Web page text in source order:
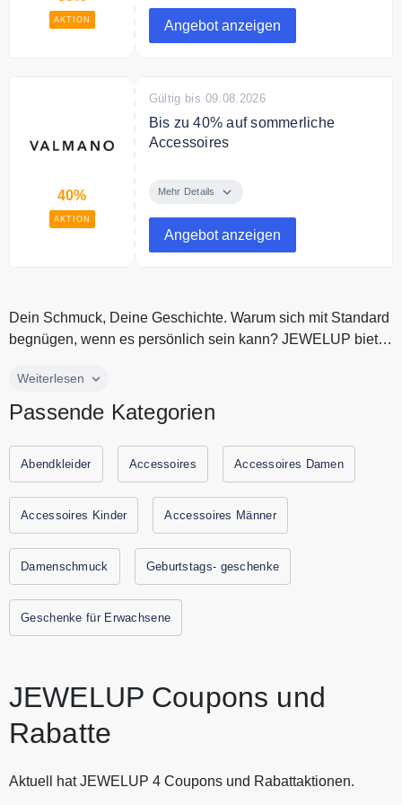
AKTION Angebot anzeigen
40%
AKTION
Gültig bis 09.08.2026
Bis zu 40% auf sommerliche
Accessoires
sommerliche Accessoires
Mehr Details
Angebot anzeigen
Dein Schmuck, Deine Geschichte. Warum sich mit Standard
begnügen, wenn es persönlich sein kann? JEWELUP bietet
Dein Schmuck, Deine Geschichte. Warum sich mit Standard
Dir die Möglichkeit, Schmuckstücke zu kreieren, die
besonderes Datum oder eine besondere Botschaft und
mache jedes Schmuckstück zu Deinem ganz persönlichen
Erinnerungsstück. Entdecke einzigartige Schmuckstücke
Gutscheine und Rabattaktionen von JEWELUP findest Du
immer hier auf Gutscheine.codes.
Weiterlesen
Passende Kategorien
Abendkleider Accessoires Accessoires Damen
Accessoires Kinder Accessoires Männer
Damenschmuck Geburtstags- geschenke
Geschenke für Erwachsene
JEWELUP Coupons und
Rabatte
Aktuell hat JEWELUP 4 Coupons und Rabattaktionen.